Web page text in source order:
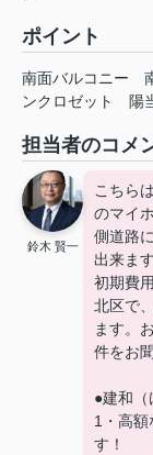
ポイント
南面バルコニー
ンクロゼット
陽
担当者のコメ
鈴木 賢一
こちら
のマイ
側道路
出来ま
初期費
北区で
ます。
件をお
●建和（
1・高
す！